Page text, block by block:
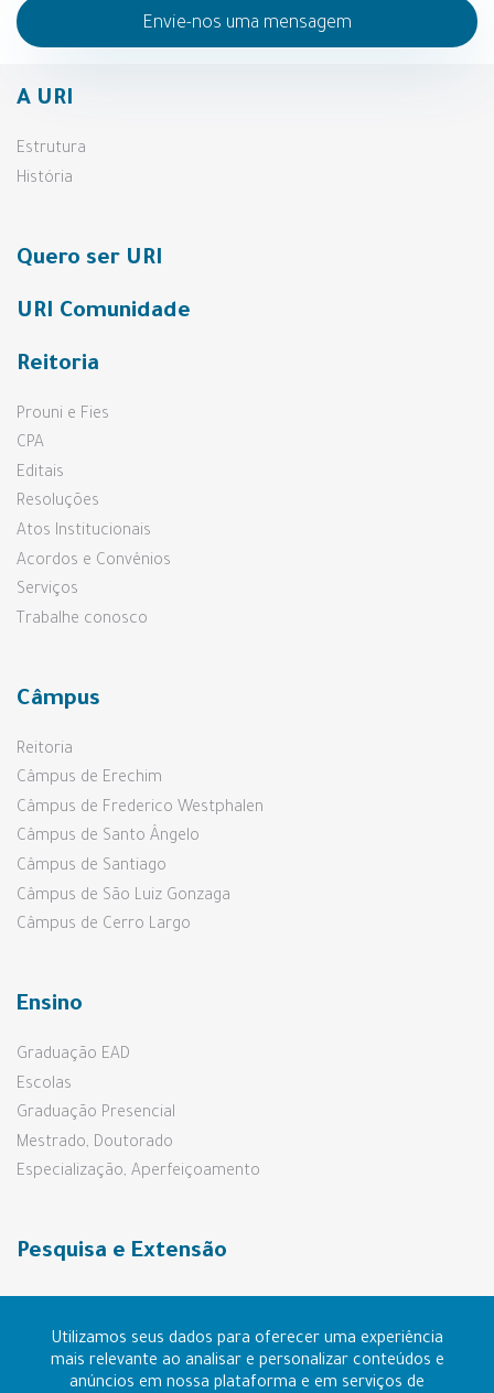
Utilizamos seus dados para oferecer uma experiência
mais relevante ao analisar e personalizar conteúdos e
anúncios em nossa plataforma e em serviços de
Envie-nos uma mensagem
A URI
Estrutura
História
Quero ser URI
URI Comunidade
Reitoria
Prouni e Fies
CPA
Editais
Resoluções
Atos Institucionais
Acordos e Convênios
Serviços
Trabalhe conosco
Câmpus
Reitoria
Câmpus de Erechim
Câmpus de Frederico Westphalen
Câmpus de Santo Ângelo
Câmpus de Santiago
Câmpus de São Luiz Gonzaga
Câmpus de Cerro Largo
Ensino
Graduação EAD
Escolas
Graduação Presencial
Mestrado, Doutorado
Especialização, Aperfeiçoamento
Pesquisa e Extensão
Prouni e Fies
Contato